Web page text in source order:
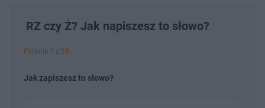
RZ czy Ż? Jak napiszesz to słowo?
Pytanie 1 z 35
Jak zapiszesz to słowo?